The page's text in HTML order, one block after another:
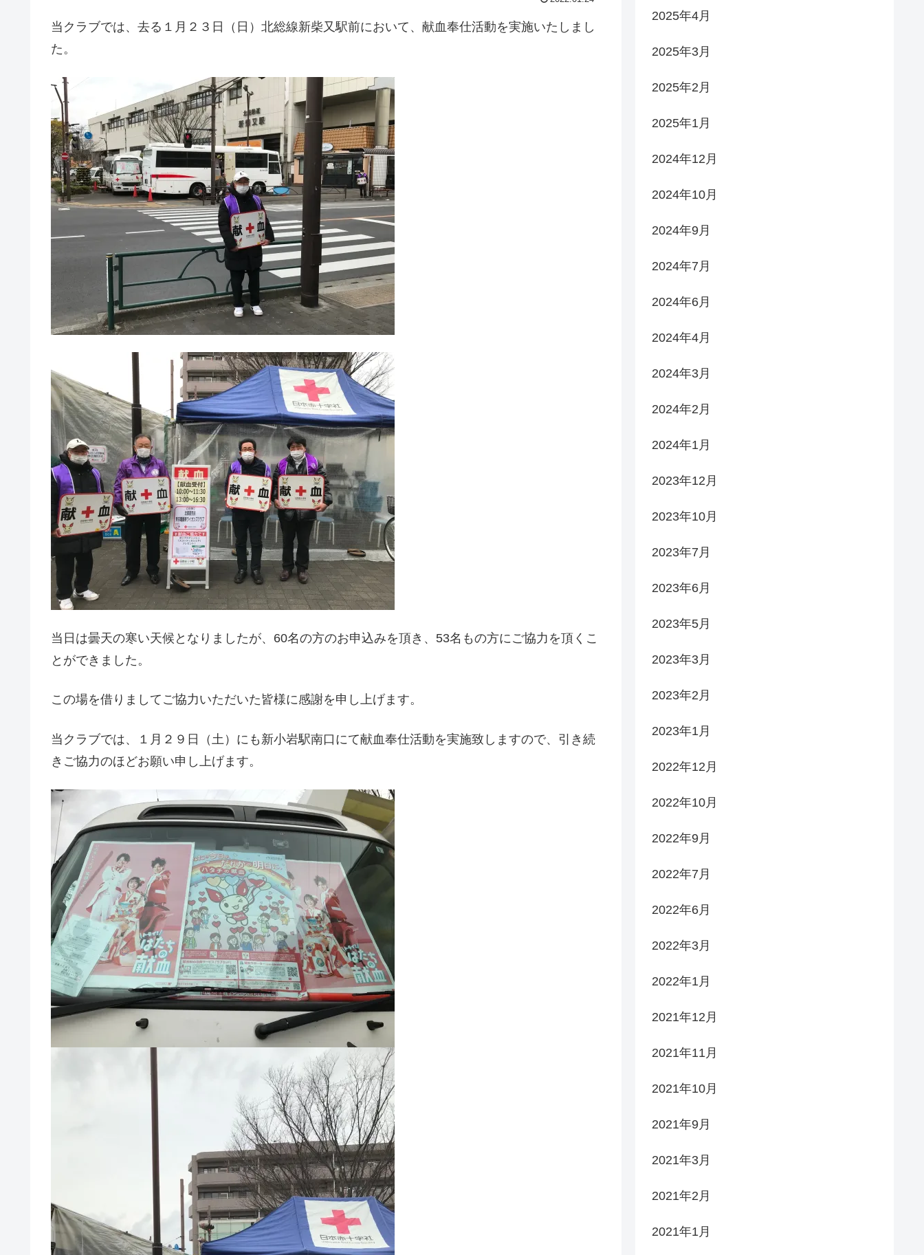
当クラブでは、去る１月２３日（日）北総線新柴又駅前において、献血奉仕活動を実施いたしまし
た。
当日は曇天の寒い天候となりましたが、60名の方のお申込みを頂き、53名もの方にご協力を頂くこ
とができました。
この場を借りましてご協力いただいた皆様に感謝を申し上げます。
当クラブでは、１月２９日（土）にも新小岩駅南口にて献血奉仕活動を実施致しますので、引き続
きご協力のほどお願い申し上げます。
2025年4月
2025年3月
2025年2月
2025年1月
2024年12月
2024年10月
2024年9月
2024年7月
2024年6月
2024年4月
2024年3月
2024年2月
2024年1月
2023年12月
2023年10月
2023年7月
2023年6月
2023年5月
2023年3月
2023年2月
2023年1月
2022年12月
2022年10月
2022年9月
2022年7月
2022年6月
2022年3月
2022年1月
2021年12月
2021年11月
2021年10月
2021年9月
2021年3月
2021年2月
2021年1月